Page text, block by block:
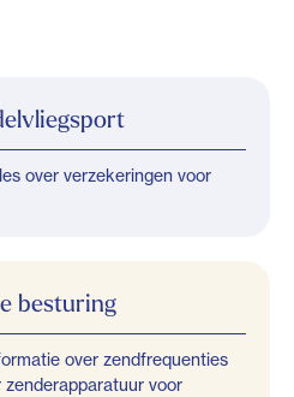
over verzekeringen voor
besturing
over zendfrequenties
voor